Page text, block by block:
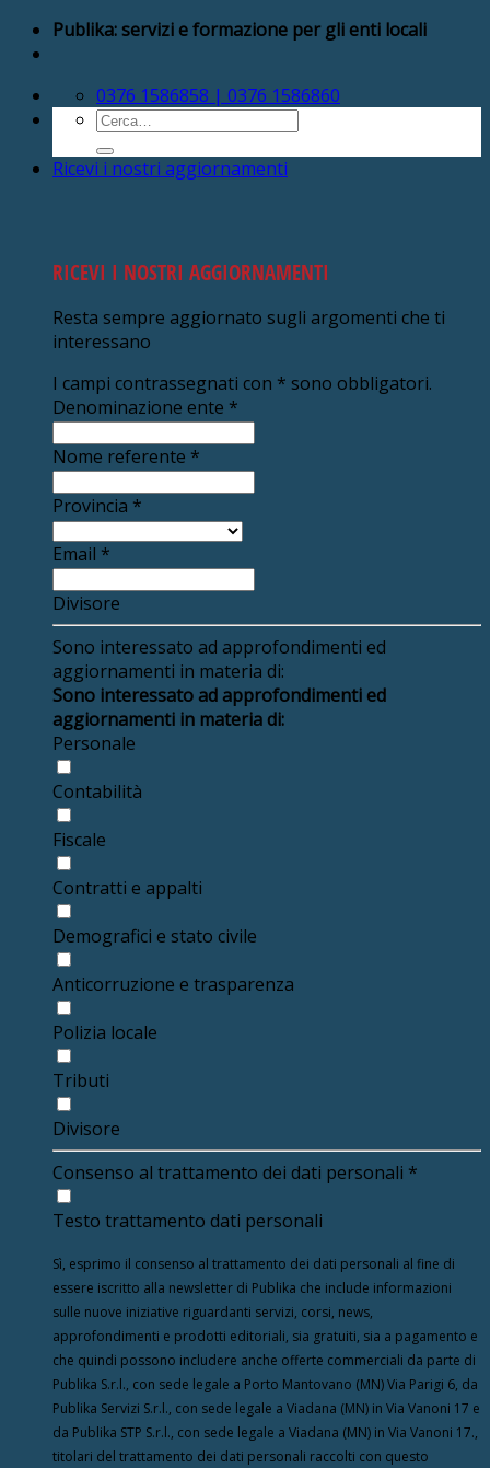
Salta Publika: servizi e formazione per gli enti locali
0376 1586858 | 0376 1586860
Cerca:
Ricevi i nostri aggiornamenti
RICEVI I NOSTRI AGGIORNAMENTI
Resta sempre aggiornato sugli argomenti che ti
interessano
I campi contrassegnati con * sono obbligatori.
Denominazione ente *
Nome referente *
Provincia *
Email *
Divisore
Sono interessato ad approfondimenti ed
aggiornamenti in materia di:
Sono interessato ad approfondimenti ed
aggiornamenti in materia di:
Personale
Contabilità
Fiscale
Contratti e appalti
Demografici e stato civile
Anticorruzione e trasparenza
Polizia locale
Tributi
Divisore
Consenso al trattamento dei dati personali *
Testo trattamento dati personali
Sì, esprimo il consenso al trattamento dei dati personali al fine di
essere iscritto alla newsletter di Publika che include informazioni
sulle nuove iniziative riguardanti servizi, corsi, news,
approfondimenti e prodotti editoriali, sia gratuiti, sia a pagamento e
che quindi possono includere anche offerte commerciali da parte di
Publika S.r.l., con sede legale a Porto Mantovano (MN) Via Parigi 6, da
Publika Servizi S.r.l., con sede legale a Viadana (MN) in Via Vanoni 17 e
da Publika STP S.r.l., con sede legale a Viadana (MN) in Via Vanoni 17.,
titolari del trattamento dei dati personali raccolti con questo